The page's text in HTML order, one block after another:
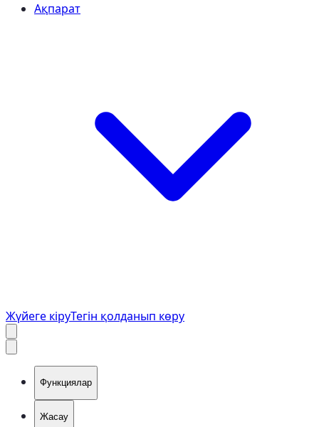
Ақпарат
Жүйеге кіруТегін қолданып көру
Функциялар
Жасау